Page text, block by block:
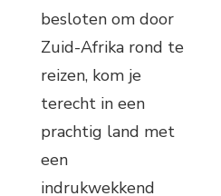
besloten om door
Zuid-Afrika rond te
reizen, kom je
terecht in een
prachtig land met
een
indrukwekkend